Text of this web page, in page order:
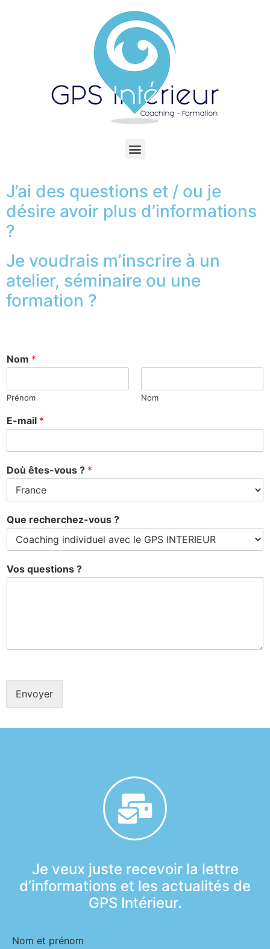
J’ai des questions et / ou je
désire avoir plus d’informations
?
Je voudrais m’inscrire à un
atelier, séminaire ou une
formation ?
Nom *
Prénom Nom
E-mail *
Doù êtes-vous ? *
Que recherchez-vous ?
Vos questions ?
Envoyer
Je veux juste recevoir la lettre
d’informations et les actualités de
GPS Intérieur.
Nom et prénom